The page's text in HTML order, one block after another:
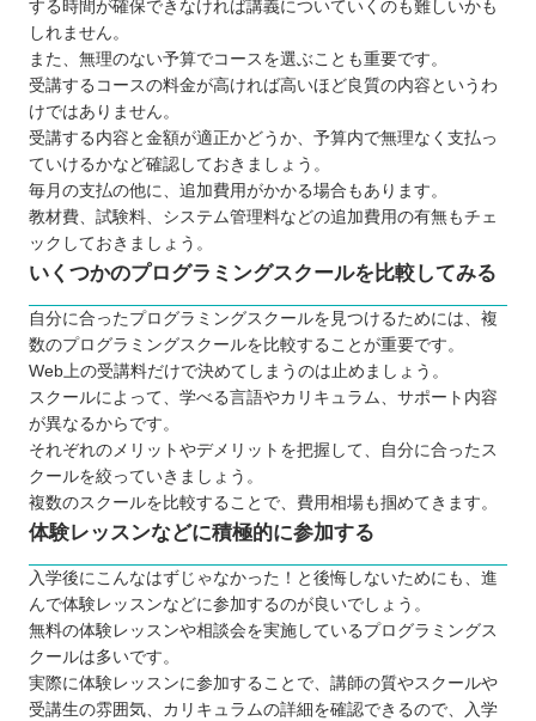
つけよう
する時間が確保できなければ講義についていくのも難しいかも
しれません。
また、無理のない予算でコースを選ぶことも重要です。
受講するコースの料金が高ければ高いほど良質の内容というわ
けではありません。
受講する内容と金額が適正かどうか、予算内で無理なく支払っ
ていけるかなど確認しておきましょう。
毎月の支払の他に、追加費用がかかる場合もあります。
教材費、試験料、システム管理料などの追加費用の有無もチェ
ックしておきましょう。
いくつかのプログラミングスクールを比較してみる
自分に合ったプログラミングスクールを見つけるためには、複
数のプログラミングスクールを比較することが重要です。
Web上の受講料だけで決めてしまうのは止めましょう。
スクールによって、学べる言語やカリキュラム、サポート内容
が異なるからです。
それぞれのメリットやデメリットを把握して、自分に合ったス
クールを絞っていきましょう。
複数のスクールを比較することで、費用相場も掴めてきます。
体験レッスンなどに積極的に参加する
入学後にこんなはずじゃなかった！と後悔しないためにも、進
んで体験レッスンなどに参加するのが良いでしょう。
無料の体験レッスンや相談会を実施しているプログラミングス
クールは多いです。
実際に体験レッスンに参加することで、講師の質やスクールや
受講生の雰囲気、カリキュラムの詳細を確認できるので、入学